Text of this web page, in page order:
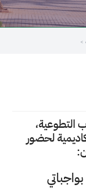
التطوعية،
لحضور